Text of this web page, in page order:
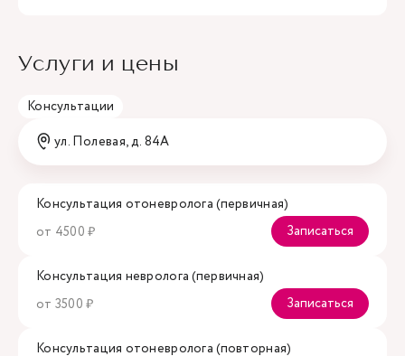
Услуги и цены
Консультации
ул. Полевая, д. 84А
Консультация отоневролога (первичная)
от 4500 ₽
Записаться
Консультация невролога (первичная)
от 3500 ₽
Записаться
Консультация отоневролога (повторная)